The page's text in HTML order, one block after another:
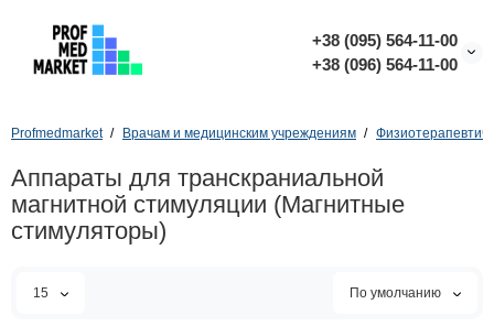
+38 (095) 564-11-00
+38 (096) 564-11-00
Profmedmarket Врачам и медицинским учреждениям
Аппараты для транскраниальной
магнитной стимуляции (Магнитные
стимуляторы)
15 По умолчанию